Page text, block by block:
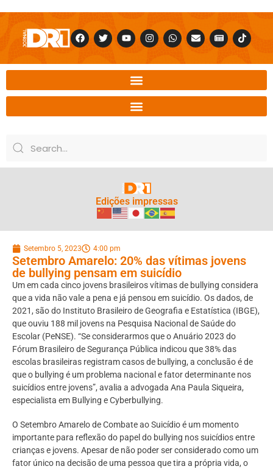
Edições impressas
Setembro 5, 2023 4:00 pm
Setembro Amarelo: 20% das vítimas jovens
de bullying pensam em suicídio
Um em cada cinco jovens brasileiros vítimas de bullying considera
que a vida não vale a pena e já pensou em suicídio. Os dados, de
2021, são do Instituto Brasileiro de Geografia e Estatística (IBGE),
que ouviu 188 mil jovens na Pesquisa Nacional de Saúde do
Escolar (PeNSE). “Se considerarmos que o Anuário 2023 do
Fórum Brasileiro de Segurança Pública indicou que 38% das
escolas brasileiras registram casos de bullying, a conclusão é de
que o bullying é um problema nacional e fator determinante nos
suicídios entre jovens”, avalia a advogada Ana Paula Siqueira,
especialista em Bullying e Cyberbullying.
O Setembro Amarelo de Combate ao Suicídio é um momento
importante para reflexão do papel do bullying nos suicídios entre
crianças e jovens. Apesar de não poder ser considerado como um
fator único na decisão de uma pessoa que tira a própria vida, o